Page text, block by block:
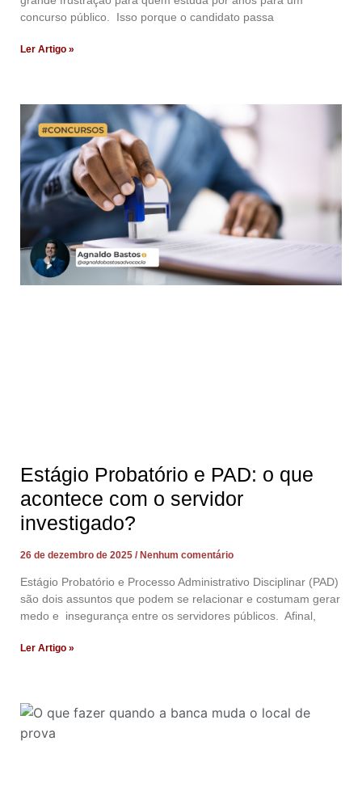
concurso público. Isso porque o candidato passa
Ler Artigo »
Estágio Probatório e PAD: o que
acontece com o servidor
investigado?
26 de dezembro de 2025 Nenhum comentário
Estágio Probatório e Processo Administrativo Disciplinar (PAD)
são dois assuntos que podem se relacionar e costumam gerar
medo e insegurança entre os servidores públicos. Afinal,
Ler Artigo »